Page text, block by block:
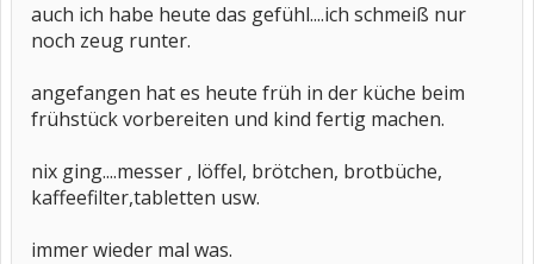
auch ich habe heute das gefühl....ich schmeiß nur
noch zeug runter.
angefangen hat es heute früh in der küche beim
frühstück vorbereiten und kind fertig machen.
nix ging....messer , löffel, brötchen, brotbüche,
kaffeefilter,tabletten usw.
immer wieder mal was.